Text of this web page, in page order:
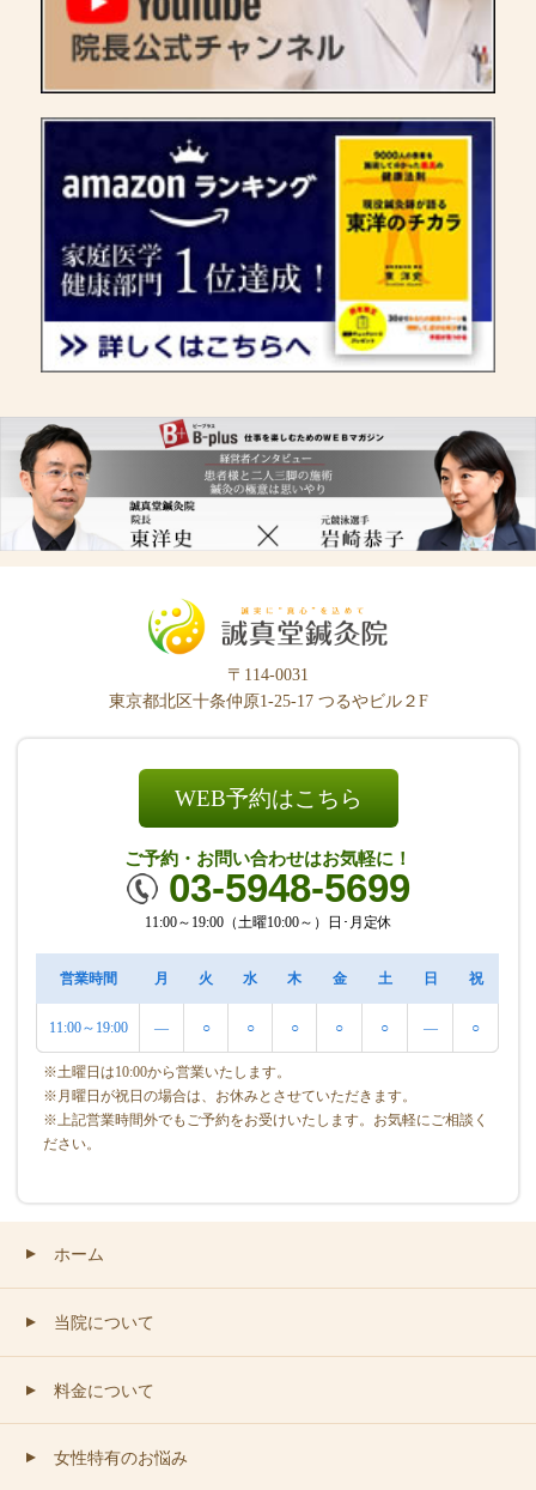
〒114-0031
東京都北区十条仲原1-25-17 つるやビル２F
WEB予約はこちら
ご予約・お問い合わせはお気軽に！
03-5948-5699
11:00～19:00（土曜10:00～）日･月定休
営業時間 月 火 水 木 金 土 日 祝
11:00～19:00 ― ○ ○ ○ ○ ○ ― ○
※土曜日は10:00から営業いたします。
※月曜日が祝日の場合は、お休みとさせていただきます。
※上記営業時間外でもご予約をお受けいたします。お気軽にご相談く
ださい。
▲ ホーム
▲ 当院について
▲ 料金について
▲ 女性特有のお悩み